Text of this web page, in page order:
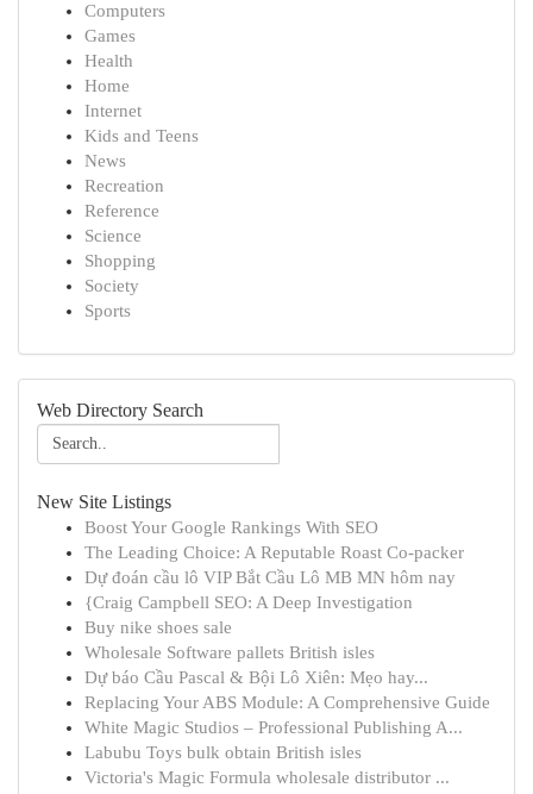
Computers
Games
Health
Home
Internet
Kids and Teens
News
Recreation
Reference
Science
Shopping
Society
Sports
Web Directory Search
New Site Listings
Boost Your Google Rankings With SEO
The Leading Choice: A Reputable Roast Co-packer
Dự đoán cầu lô VIP Bắt Cầu Lô MB MN hôm nay
{Craig Campbell SEO: A Deep Investigation
Buy nike shoes sale
Wholesale Software pallets British isles
Dự báo Cầu Pascal & Bội Lô Xiên: Mẹo hay...
Replacing Your ABS Module: A Comprehensive Guide
White Magic Studios – Professional Publishing A...
Labubu Toys bulk obtain British isles
Victoria's Magic Formula wholesale distributor ...